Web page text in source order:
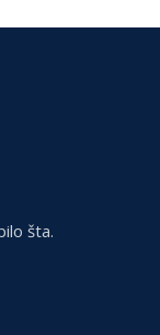
šta.